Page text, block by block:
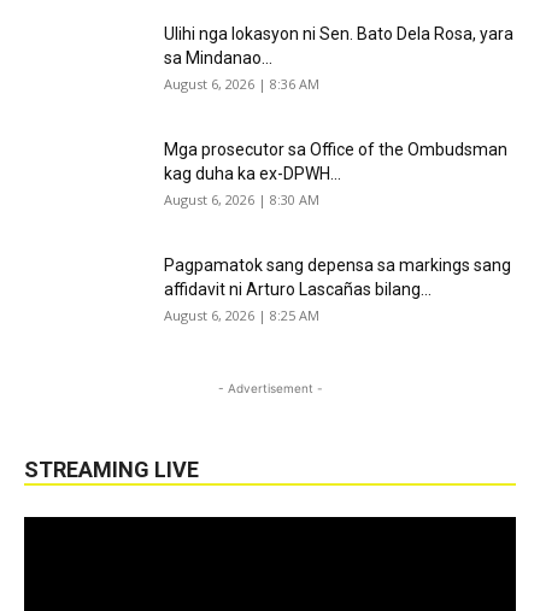
Ulihi nga lokasyon ni Sen. Bato Dela Rosa, yara
sa Mindanao...
August 6, 2026 | 8:36 AM
Mga prosecutor sa Office of the Ombudsman
kag duha ka ex-DPWH...
August 6, 2026 | 8:30 AM
Pagpamatok sang depensa sa markings sang
affidavit ni Arturo Lascañas bilang...
August 6, 2026 | 8:25 AM
- Advertisement -
STREAMING LIVE